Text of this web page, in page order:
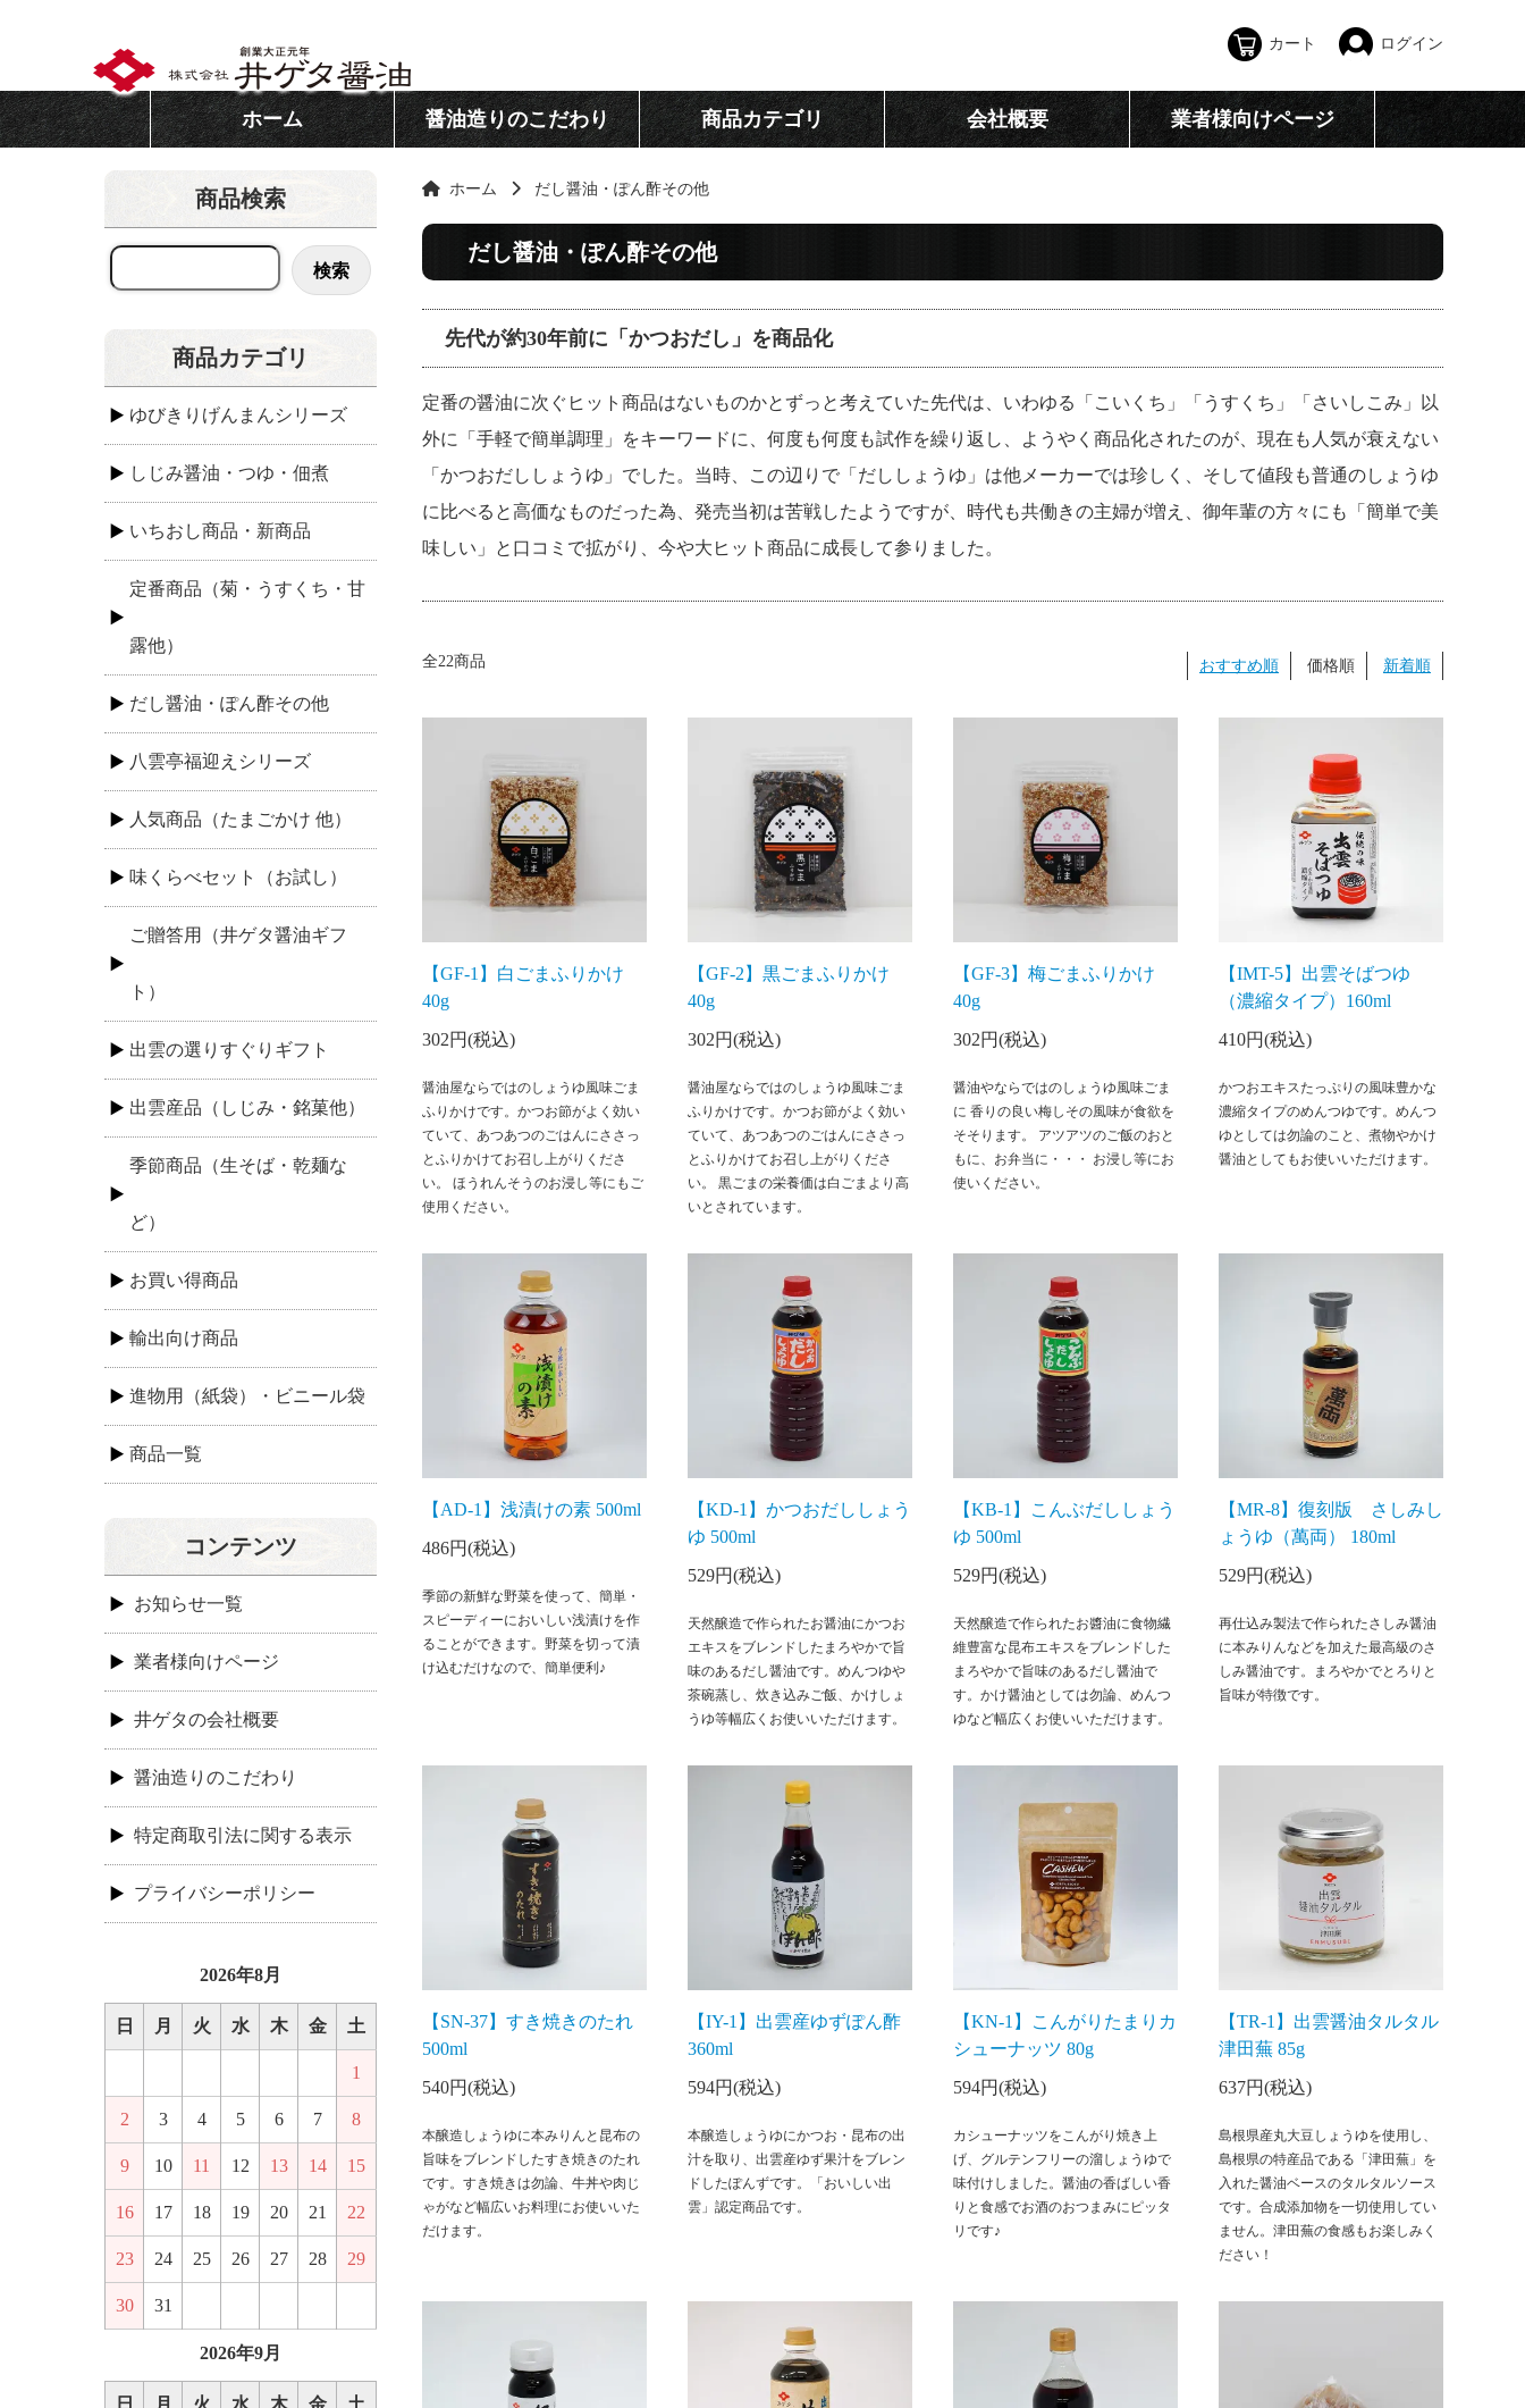
カート ログイン
ホーム 醤油造りのこだわり 商品カテゴリ 会社概要 業者様向けページ
ホーム だし醤油・ぽん酢その他
だし醤油・ぽん酢その他
先代が約30年前に「かつおだし」を商品化
定番の醤油に次ぐヒット商品はないものかとずっと考えていた先代は、いわゆる「こいくち」「うすくち」「さいしこみ」以
外に「手軽で簡単調理」をキーワードに、何度も何度も試作を繰り返し、ようやく商品化されたのが、現在も人気が衰えない
「かつおだししょうゆ」でした。当時、この辺りで「だししょうゆ」は他メーカーでは珍しく、そして値段も普通のしょうゆ
に比べると高価なものだった為、発売当初は苦戦したようですが、時代も共働きの主婦が増え、御年輩の方々にも「簡単で美
味しい」と口コミで拡がり、今や大ヒット商品に成長して参りました。
全22商品 おすすめ順 価格順 新着順
【GF-1】白ごまふりかけ
40g
302円(税込)
醤油屋ならではのしょうゆ風味ごま
ふりかけです。かつお節がよく効い
ていて、あつあつのごはんにささっ
とふりかけてお召し上がりくださ
い。 ほうれんそうのお浸し等にもご
使用ください。
【GF-2】黒ごまふりかけ
40g
302円(税込)
醤油屋ならではのしょうゆ風味ごま
ふりかけです。かつお節がよく効い
ていて、あつあつのごはんにささっ
とふりかけてお召し上がりくださ
い。 黒ごまの栄養価は白ごまより高
いとされています。
【GF-3】梅ごまふりかけ
40g
302円(税込)
醤油やならではのしょうゆ風味ごま
に 香りの良い梅しその風味が食欲を
そそります。 アツアツのご飯のおと
もに、お弁当に・・・ お浸し等にお
使いください。
【IMT-5】出雲そばつゆ
（濃縮タイプ）160ml
410円(税込)
かつおエキスたっぷりの風味豊かな
濃縮タイプのめんつゆです。めんつ
ゆとしては勿論のこと、煮物やかけ
醤油としてもお使いいただけます。
【AD-1】浅漬けの素 500ml
486円(税込)
季節の新鮮な野菜を使って、簡単・
スピーディーにおいしい浅漬けを作
ることができます。野菜を切って漬
け込むだけなので、簡単便利♪
【KD-1】かつおだししょう
ゆ 500ml
529円(税込)
天然醸造で作られたお醤油にかつお
エキスをブレンドしたまろやかで旨
味のあるだし醤油です。めんつゆや
茶碗蒸し、炊き込みご飯、かけしょ
うゆ等幅広くお使いいただけます。
【KB-1】こんぶだししょう
ゆ 500ml
529円(税込)
天然醸造で作られたお醬油に食物繊
維豊富な昆布エキスをブレンドした
まろやかで旨味のあるだし醤油で
す。かけ醤油としては勿論、めんつ
ゆなど幅広くお使いいただけます。
【MR-8】復刻版 さしみし
ょうゆ（萬両） 180ml
529円(税込)
再仕込み製法で作られたさしみ醤油
に本みりんなどを加えた最高級のさ
しみ醤油です。まろやかでとろりと
旨味が特徴です。
【SN-37】すき焼きのたれ
500ml
540円(税込)
本醸造しょうゆに本みりんと昆布の
旨味をブレンドしたすき焼きのたれ
です。すき焼きは勿論、牛丼や肉じ
ゃがなど幅広いお料理にお使いいた
だけます。
【IY-1】出雲産ゆずぽん酢
360ml
594円(税込)
本醸造しょうゆにかつお・昆布の出
汁を取り、出雲産ゆず果汁をブレン
ドしたぽんずです。「おいしい出
雲」認定商品です。
【KN-1】こんがりたまりカ
シューナッツ 80g
594円(税込)
カシューナッツをこんがり焼き上
げ、グルテンフリーの溜しょうゆで
味付けしました。醤油の香ばしい香
りと食感でお酒のおつまみにピッタ
リです♪
【TR-1】出雲醤油タルタル
津田蕪 85g
637円(税込)
島根県産丸大豆しょうゆを使用し、
島根県の特産品である「津田蕪」を
入れた醤油ベースのタルタルソース
です。合成添加物を一切使用してい
ません。津田蕪の食感もお楽しみく
ださい！
商品検索
検索
商品カテゴリ
ゆびきりげんまんシリーズ
しじみ醤油・つゆ・佃煮
いちおし商品・新商品
定番商品（菊・うすくち・甘
露他）
だし醤油・ぽん酢その他
八雲亭福迎えシリーズ
人気商品（たまごかけ 他）
味くらべセット（お試し）
ご贈答用（井ゲタ醤油ギフ
ト）
出雲の選りすぐりギフト
出雲産品（しじみ・銘菓他）
季節商品（生そば・乾麺な
ど）
お買い得商品
輸出向け商品
進物用（紙袋）・ビニール袋
商品一覧
コンテンツ
お知らせ一覧
業者様向けページ
井ゲタの会社概要
醤油造りのこだわり
特定商取引法に関する表示
プライバシーポリシー
2026年8月
日 月 火 水 木 金 土
1
2 3 4 5 6 7 8
9 10 11 12 13 14 15
16 17 18 19 20 21 22
23 24 25 26 27 28 29
30 31
2026年9月
日 月 火 水 木 金 土